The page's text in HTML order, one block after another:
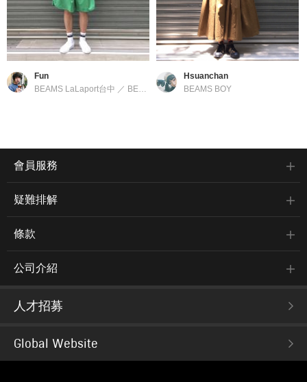
Fun
BEAMS LaLaport台中 ／ BEAMS
Hsuanchan
BEAMS BOY
會員服務
疑難排解
條款
公司介紹
人才招募
Global Website